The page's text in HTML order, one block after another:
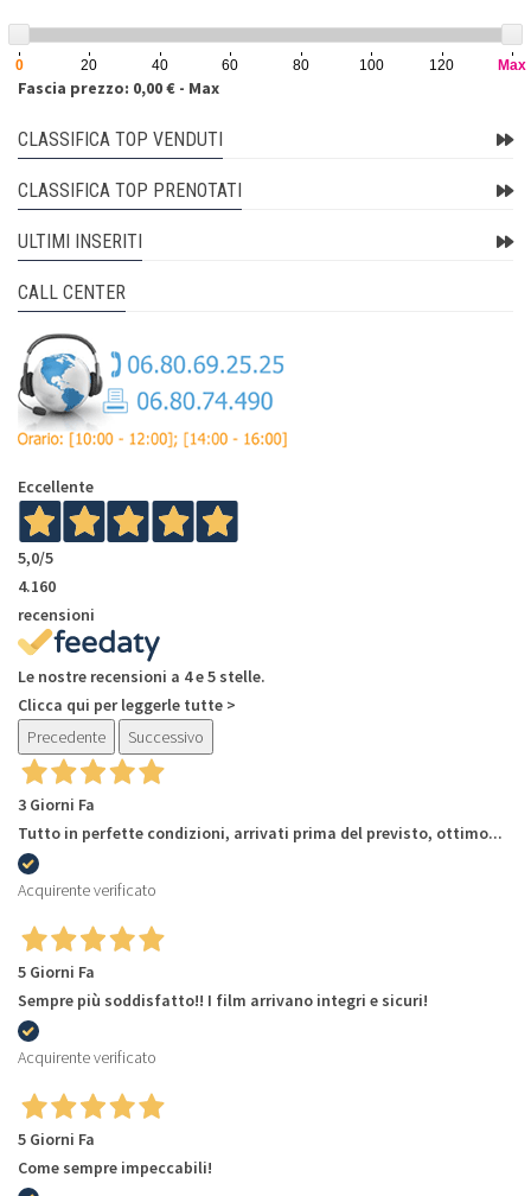
0 20 40 60 80 100 120 Max
Fascia prezzo: 0,00 € - Max
CLASSIFICA TOP VENDUTI
CLASSIFICA TOP PRENOTATI
ULTIMI INSERITI
CALL CENTER
Eccellente
5,0/5
4.160
recensioni
Le nostre recensioni a 4 e 5 stelle.
Clicca qui per leggerle tutte >
Precedente
Successivo
3 Giorni Fa
Tutto in perfette condizioni, arrivati prima del previsto, ottimo...
Acquirente verificato
5 Giorni Fa
Sempre più soddisfatto!! I film arrivano integri e sicuri!
Acquirente verificato
5 Giorni Fa
Come sempre impeccabili!